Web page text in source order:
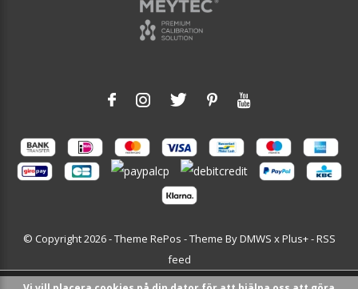
© Copyright2026- Theme RePos - Theme ByDMWS xPlus+-RSS
feed